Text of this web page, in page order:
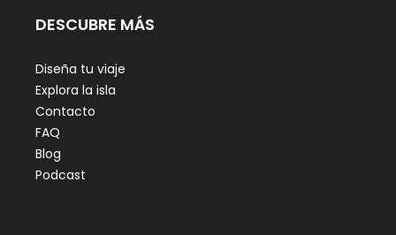
DESCUBRE MÁS
Diseña tu viaje
Explora la isla
Contacto
FAQ
Blog
Podcast